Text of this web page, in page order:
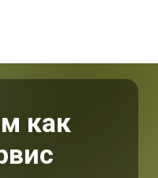
как